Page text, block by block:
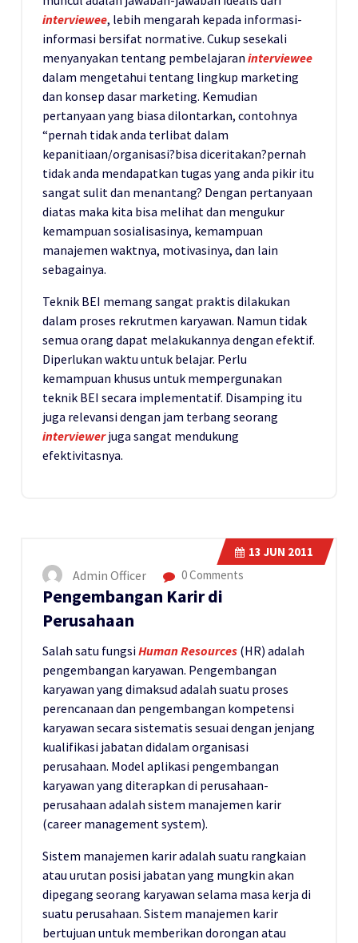
interviewee, lebih mengarah kepada informasi-
informasi bersifat normative. Cukup sesekali
menyanyakan tentang pembelajaran interviewee
dalam mengetahui tentang lingkup marketing
dan konsep dasar marketing. Kemudian
pertanyaan yang biasa dilontarkan, contohnya
“pernah tidak anda terlibat dalam
kepanitiaan/organisasi?bisa diceritakan?pernah
tidak anda mendapatkan tugas yang anda pikir itu
sangat sulit dan menantang? Dengan pertanyaan
diatas maka kita bisa melihat dan mengukur
kemampuan sosialisasinya, kemampuan
manajemen waktnya, motivasinya, dan lain
sebagainya.
Teknik BEI memang sangat praktis dilakukan
dalam proses rekrutmen karyawan. Namun tidak
semua orang dapat melakukannya dengan efektif.
Diperlukan waktu untuk belajar. Perlu
kemampuan khusus untuk mempergunakan
teknik BEI secara implementatif. Disamping itu
juga relevansi dengan jam terbang seorang
interviewerjuga sangat mendukung
efektivitasnya.
13 JUN 2011
Admin Officer 0 Comments
Pengembangan Karir di
Perusahaan
Salah satu fungsiHuman Resources (HR) adalah
pengembangan karyawan. Pengembangan
karyawan yang dimaksud adalah suatu proses
perencanaan dan pengembangan kompetensi
karyawan secara sistematis sesuai dengan jenjang
kualifikasi jabatan didalam organisasi
perusahaan. Model aplikasi pengembangan
karyawan yang diterapkan di perusahaan-
perusahaan adalah sistem manajemen karir
(career management system).
Sistem manajemen karir adalah suatu rangkaian
atau urutan posisi jabatan yang mungkin akan
dipegang seorang karyawan selama masa kerja di
suatu perusahaan. Sistem manajemen karir
bertujuan untuk memberikan dorongan atau